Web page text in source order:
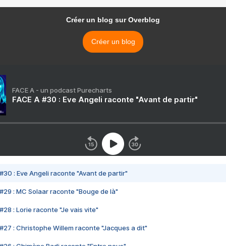
Créer un blog sur Overblog
Créer un blog
FACE A - un podcast Purecharts
FACE A #30 : Eve Angeli raconte "Avant de partir"
#30 : Eve Angeli raconte "Avant de partir"
#29 : MC Solaar raconte "Bouge de là"
#28 : Lorie raconte "Je vais vite"
#27 : Christophe Willem raconte "Jacques a dit"